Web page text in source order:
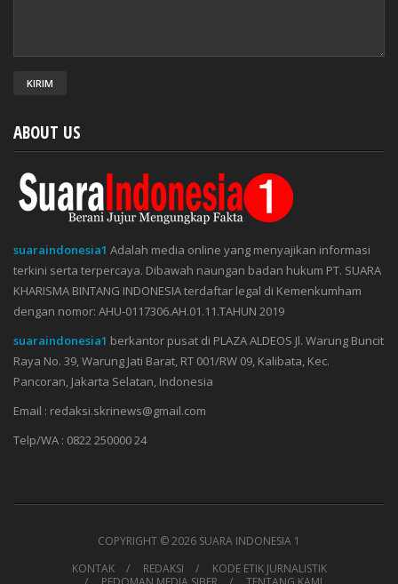
ABOUT US
suaraindonesia1 Adalah media online yang menyajikan informasi
terkini serta terpercaya. Dibawah naungan badan hukum PT. SUARA
KHARISMA BINTANG INDONESIA terdaftar legal di Kemenkumham
dengan nomor: AHU-0117306.AH.01.11.TAHUN 2019
suaraindonesia1 berkantor pusat di PLAZA ALDEOS Jl. Warung Buncit
Raya No. 39, Warung Jati Barat, RT 001/RW 09, Kalibata, Kec.
Pancoran, Jakarta Selatan, Indonesia
Email : redaksi.skrinews@gmail.com
Telp/WA : 0822 250000 24
COPYRIGHT ©2026 SUARA INDONESIA 1
KONTAK
REDAKSI
KODE ETIK JURNALISTIK